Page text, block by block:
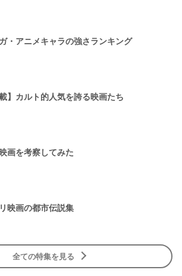
・アニメキャラの強さランキング
載】カルト的人気を誇る映画たち
画を考察してみた
映画の都市伝説集
全ての特集を見る